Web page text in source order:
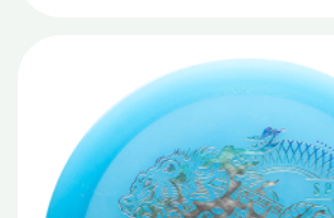
meerdere
variaties.